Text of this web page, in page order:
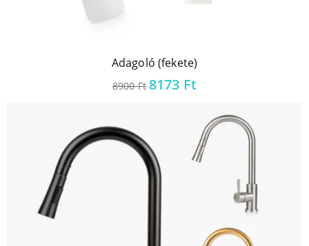
Adagoló (fekete)
8900Ft Original
8173 FtCurrent
8173 Ft.